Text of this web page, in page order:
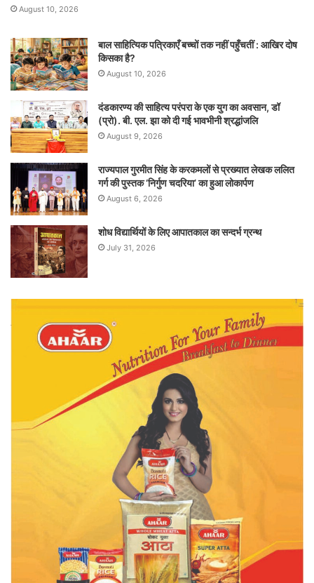
August 10, 2026
बाल साहित्यिक पत्रिकाएँ बच्चों तक नहीं पहुँचतीं : आखिर दोष
किसका है?
August 10, 2026
दंडकारण्य की साहित्य परंपरा के एक युग का अवसान, डॉ
(प्रो). बी. एल. झा को दी गई भावभीनी श्रद्धांजलि
August 9, 2026
राज्यपाल गुरमीत सिंह के करकमलों से प्रख्यात लेखक ललित
गर्ग की पुस्तक ‘निर्गुण चदरिया’ का हुआ लोकार्पण
August 6, 2026
शोध विद्यार्थियों के लिए आपातकाल का सन्दर्भ ग्रन्थ
July 31, 2026